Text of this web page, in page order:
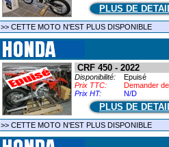
PLUS DE
>> CETTE MOTO N'EST PLUS DISPONIBLE
CRF 450 - 2022
Disponibilité:
Epuisé
Prix TTC:
Demander
Prix HT:
N/D
PLUS DE
>> CETTE MOTO N'EST PLUS DISPONIBLE